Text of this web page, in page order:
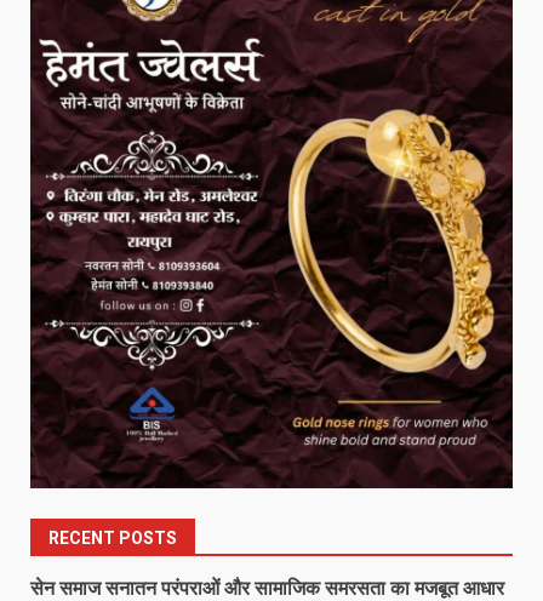
RECENT POSTS
सेन समाज सनातन परंपराओं और सामाजिक समरसता का मजबूत आधार